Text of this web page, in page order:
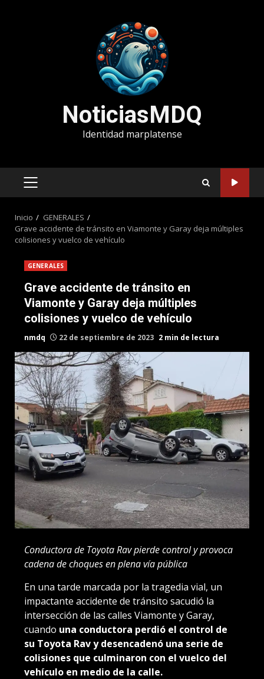
NoticiasMDQ
Identidad marplatense
MENÚ
Inicio
GENERALES
Grave accidente de tránsito en Viamonte y Garay deja múltiples
colisiones y vuelco de vehículo
GENERALES
Grave accidente de tránsito en
Viamonte y Garay deja múltiples
colisiones y vuelco de vehículo
nmdq 22 de septiembre de 2023 2 min de lectura
Conductora de Toyota Rav pierde control y provoca
cadena de choques en plena vía pública
En una tarde marcada por la tragedia vial, un
impactante accidente de tránsito sacudió la
intersección de las calles Viamonte y Garay,
cuando una conductora perdió el control de
su Toyota Rav y desencadenó una serie de
colisiones que culminaron con el vuelco del
vehículo en medio de la calle.